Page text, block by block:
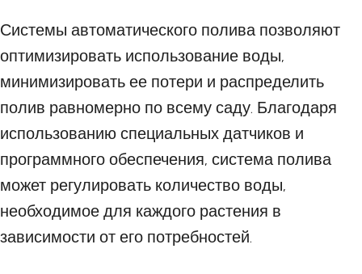
Системы автоматического полива позволяют
оптимизировать использование воды,
минимизировать ее потери и распределить
полив равномерно по всему саду. Благодаря
использованию специальных датчиков и
программного обеспечения, система полива
может регулировать количество воды,
необходимое для каждого растения в
зависимости от его потребностей.